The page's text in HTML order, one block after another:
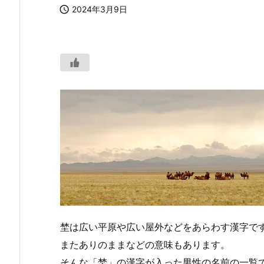
 2024年3月9日
埜は広い平原や広い屋外などをあらわす漢字です
またありのままなどの意味もあります。